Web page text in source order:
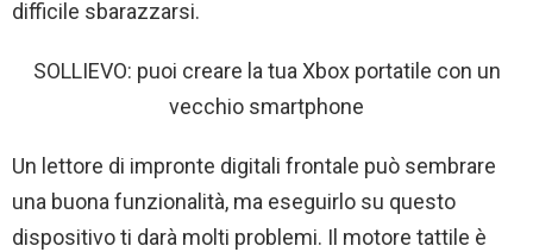
difficile sbarazzarsi.
SOLLIEVO: puoi creare la tua Xbox portatile con un
vecchio smartphone
Un lettore di impronte digitali frontale può sembrare
una buona funzionalità, ma eseguirlo su questo
dispositivo ti darà molti problemi. Il motore tattile è